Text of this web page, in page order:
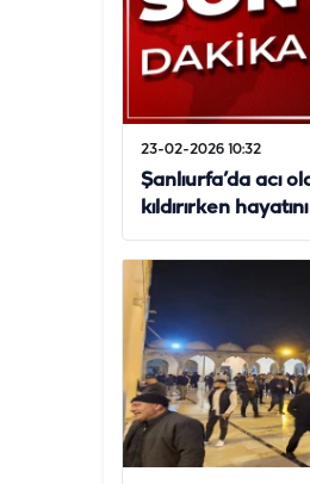
23-02-2026 10:32
Şanlıurfa’da acı
kıldırırken